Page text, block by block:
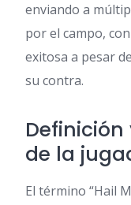
enviando a
por el campo,
exitosa a pesar
su contra.
de la
El término “Hail